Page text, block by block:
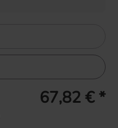
67,82 € *